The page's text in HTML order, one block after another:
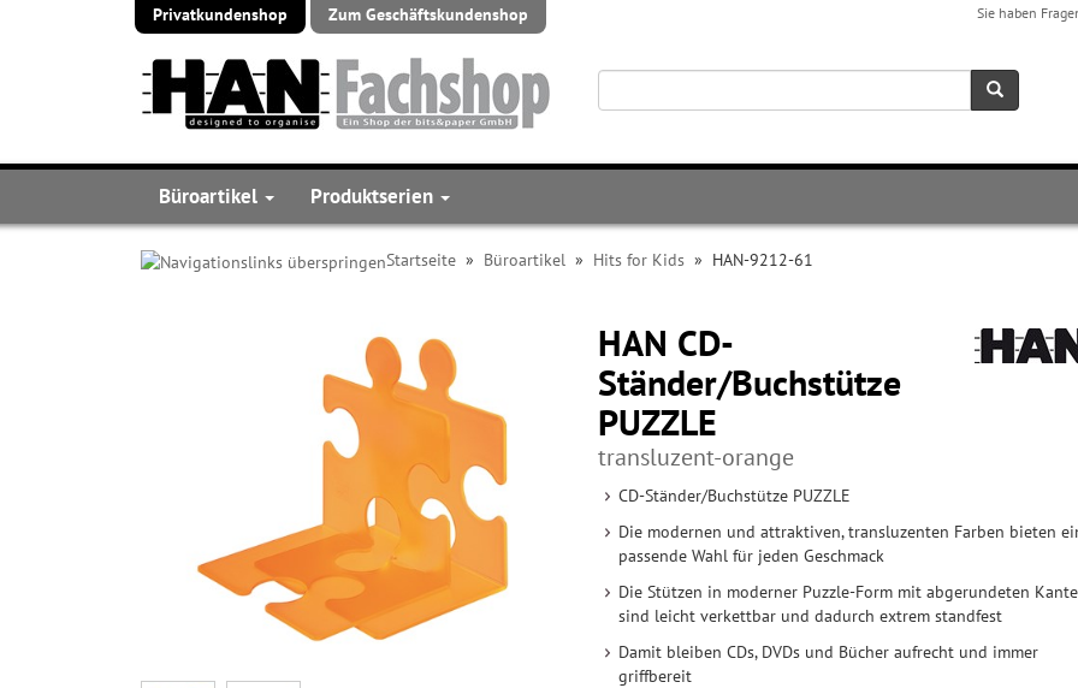
Privatkundenshop Zum Geschäftskundenshop Sie haben
Büroartikel Produktserien
Startseite » Büroartikel » Hits for Kids » HAN-9212-61
HAN CD-
Ständer/Buchstütze
PUZZLE
transluzent-orange
CD-Ständer/Buchstütze PUZZLE
Die modernen und attraktiven, transluzenten Farben bieten
passende Wahl für jeden Geschmack
Die Stützen in moderner Puzzle-Form mit abgerundeten
sind leicht verkettbar und dadurch extrem standfest
Damit bleiben CDs, DVDs und Bücher aufrecht und immer
griffbereit